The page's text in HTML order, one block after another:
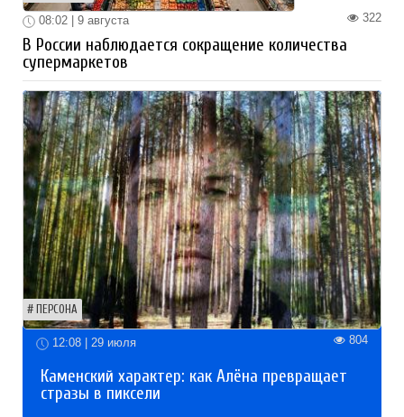
322
08:02 | 9 августа
В России наблюдается сокращение количества
супермаркетов
ПЕРСОНА
12:08 | 29 июля 804
Каменский характер: как Алёна превращает
стразы в пиксели